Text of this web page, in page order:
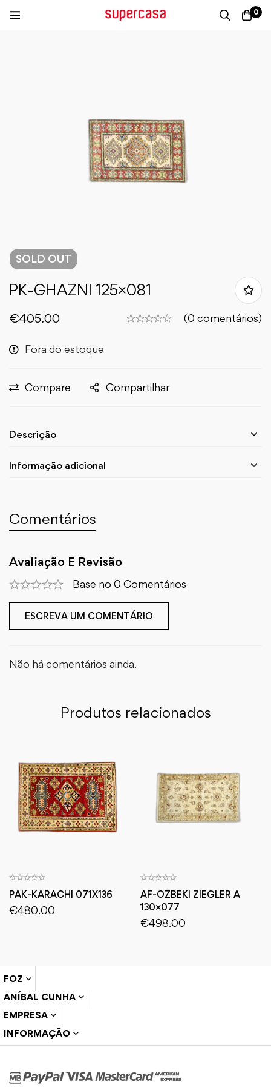
0
SOLD OUT
PK-GHAZNI 125×081
€405.00 (0 comentários)
Fora do estoque
Compare Compartilhar
Descrição
Informação adicional
Comentários
Avaliação E Revisão
Base no 0 Comentários
ESCREVA UM COMENTÁRIO
Não há comentários ainda.
Produtos relacionados
PAK-KARACHI 071X136
€480.00
AF-OZBEKI ZIEGLER A
130×077
€498.00
FOZ
ANÍBAL CUNHA
EMPRESA
INFORMAÇÃO